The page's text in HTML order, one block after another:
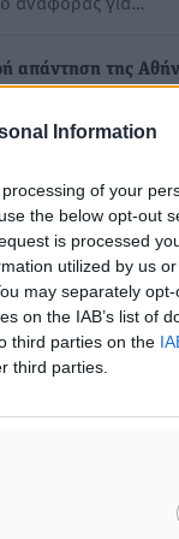
Information
of your
the below opt-out
is processed
utilized by us
may separately
on the IAB’s list of
third parties on the
third parties.
απάντηση της
τα κυριαρχικά
ήταν η απάντηση
στις προκλητικές
της Τουρκίας.…
Η Ελλάδα
να ασκήσει τα
τα κυριαρχικά της